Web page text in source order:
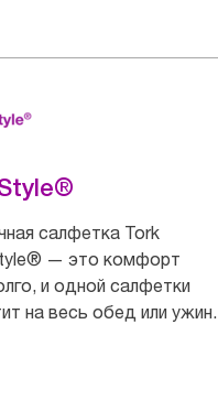
салфетка Tork
— это комфорт
и одной салфетки
на весь обед или ужин.